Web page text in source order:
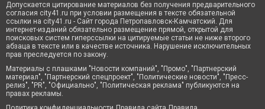
Допускается цитирование материалов без получения предварительного
согласия city41.ru при условии размещения в тексте обязательной
ссылки на city41.ru - Сайт города Петропавловск-Камчатский. Для
интернет-изданий обязательно размещение прямой, открытой для
поисковых систем гиперссылки на цитируемые статьи не ниже второго
абзаца в тексте или в качестве источника. Нарушение исключительных
прав преследуется по закону.
Материалы с плашками "Новости компаний", "Промо", "Партнерский
материал", "Партнерский спецпроект", "Политические новости", "Пресс-
релиз", "PR", "Официально", "Политическая реклама" публикуются на
правах рекламы.